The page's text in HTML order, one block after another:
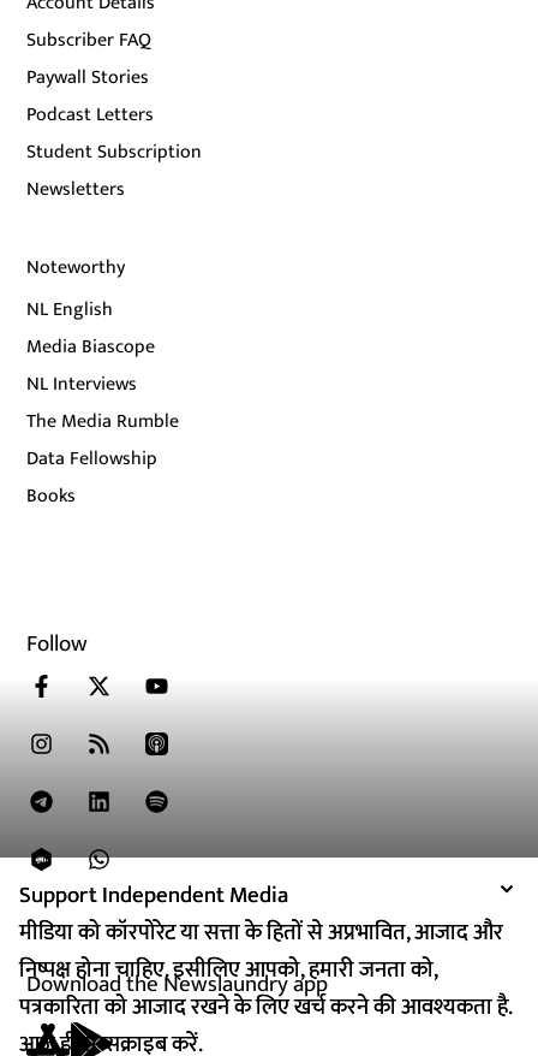
Support Independent Media
मीडिया को कॉरपोरेट या सत्ता के हितों से अप्रभावित, आजाद और
निष्पक्ष होना चाहिए. इसीलिए आपको, हमारी जनता को,
पत्रकारिता को आजाद रखने के लिए खर्च करने की आवश्यकता है.
आज ही सब्सक्राइब करें.
Support Independent Media
मीडिया को कॉरपोरेट या सत्ता के हितों से अप्रभावित, आजाद और
निष्पक्ष होना चाहिए. इसीलिए आपको, हमारी जनता को,
पत्रकारिता को आजाद रखने के लिए खर्च करने की आवश्यकता है.
आज ही सब्सक्राइब करें.
Subscriber FAQ
Paywall Stories
Podcast Letters
Student Subscription
Newsletters
Noteworthy
NL English
Media Biascope
NL Interviews
The Media Rumble
Data Fellowship
Books
Follow
Download the Newslaundry app